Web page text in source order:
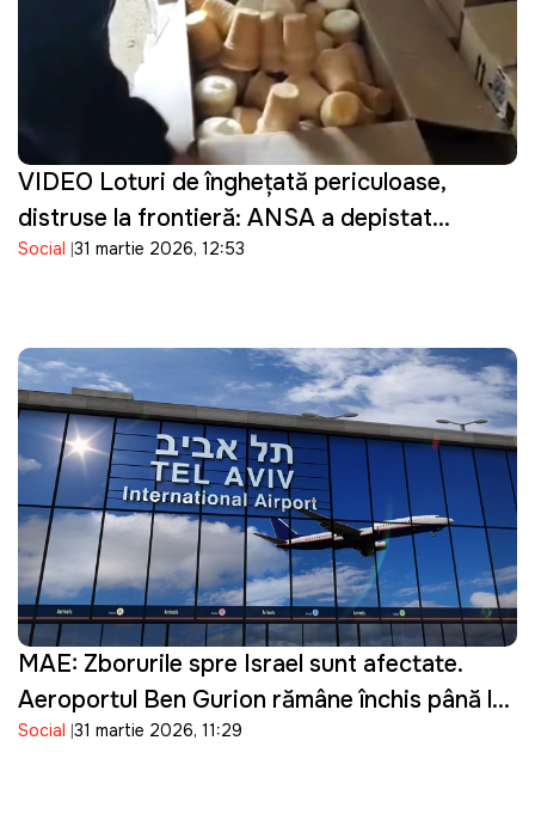
VIDEO Loturi de înghețată periculoase,
distruse la frontieră: ANSA a depistat
bacterii în produsele importate
Social 31 martie 2026, 12:53
MAE: Zborurile spre Israel sunt afectate.
Aeroportul Ben Gurion rămâne închis până la
16 aprilie
Social 31 martie 2026, 11:29